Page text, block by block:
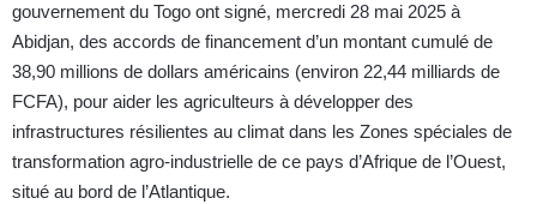
gouvernement du Togo ont signé, mercredi 28 mai 2025 à
Abidjan, des accords de financement d’un montant cumulé de
38,90 millions de dollars américains (environ 22,44 milliards de
FCFA), pour aider les agriculteurs à développer des
infrastructures résilientes au climat dans les Zones spéciales de
transformation agro-industrielle de ce pays d’Afrique de l’Ouest,
situé au bord de l’Atlantique.